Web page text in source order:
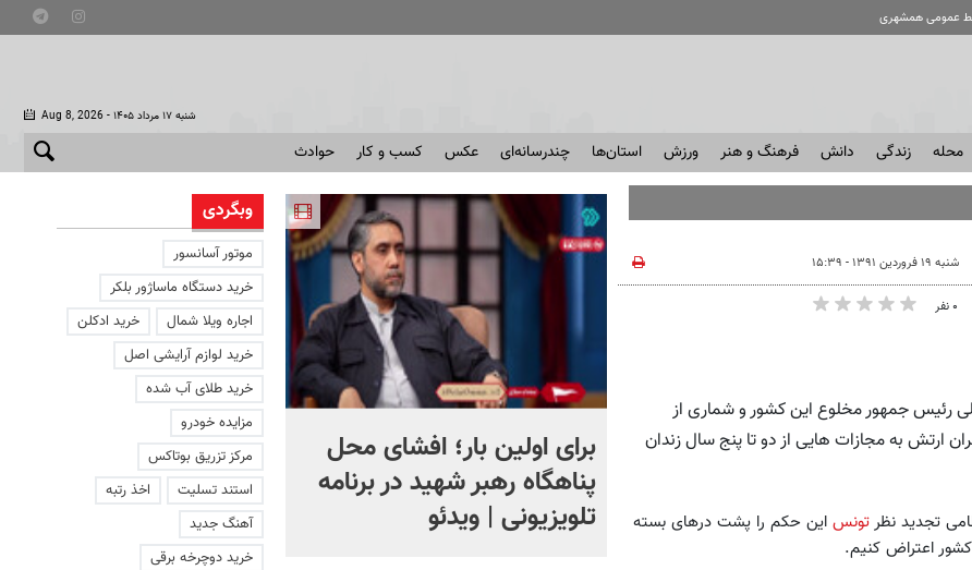
عمومی همشهری
Aug 8, 2026 - شنبه ۱۷ مرداد ۱۴۰۵
محله زندگی دانش فرهنگ و هنر ورزش استان‌ها چندرسانه‌ای عکس کسب و کار حوادث
شنبه ۱۹ فروردین ۱۳۹۱ - ۱۵:۳۹
۰ نفر
رئیس جمهور مخلوع این کشور و شماری از
ارتش به مجازات هایی از دو تا پنج سال زندان
تجدید نظرتونس این حکم را پشت درهای بسته
اعتراض کنیم.
اراضی ملی چطور تشخیص
برای اولین بار؛ افشای محل
پناهگاه‌ رهبر شهید در برنامه
تلویزیونی | ویدئو
پیام ویدئویی رزمندگان
زمینی سپاه برای مردم ایران
وبگردی
موتور آسانسور
خرید دستگاه ماساژور بلکر
اجاره ویلا شمال
خرید ادکلن
خرید لوازم آرایشی اصل
خرید طلای آب شده
مزایده خودرو
مرکز تزریق بوتاکس
استند تسلیت
اخذ رتبه
آهنگ جدید
خرید دوچرخه برقی